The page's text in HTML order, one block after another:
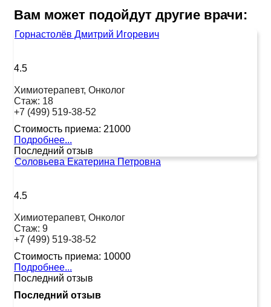
Вам может подойдут другие врачи:
Горнастолёв Дмитрий Игоревич
4.5
Химиотерапевт, Онколог
Стаж: 18
+7 (499) 519-38-52
Стоимость приема: 21000
Подробнее...
Последний отзыв
Соловьева Екатерина Петровна
4.5
Химиотерапевт, Онколог
Стаж: 9
+7 (499) 519-38-52
Стоимость приема: 10000
Подробнее...
Последний отзыв
Последний отзыв